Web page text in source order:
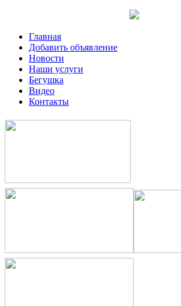
Главная
Добавить объявление
Новости
Наши услуги
Бегушка
Видео
Контакты